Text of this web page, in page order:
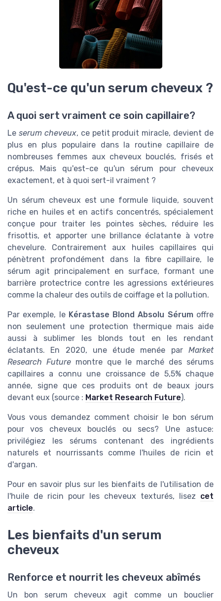
Qu'est-ce qu'un serum cheveux ?
A quoi sert vraiment ce soin capillaire?
Le serum cheveux, ce petit produit miracle, devient de
plus en plus populaire dans la routine capillaire de
nombreuses femmes aux cheveux bouclés, frisés et
crépus. Mais qu'est-ce qu'un sérum pour cheveux
exactement, et à quoi sert-il vraiment ?
Un sérum cheveux est une formule liquide, souvent
riche en huiles et en actifs concentrés, spécialement
conçue pour traiter les pointes sèches, réduire les
frisottis, et apporter une brillance éclatante à votre
chevelure. Contrairement aux huiles capillaires qui
pénètrent profondément dans la fibre capillaire, le
sérum agit principalement en surface, formant une
barrière protectrice contre les agressions extérieures
comme la chaleur des outils de coiffage et la pollution.
Par exemple, le Kérastase Blond Absolu Sérumoffre
non seulement une protection thermique mais aide
aussi à sublimer les blonds tout en les rendant
éclatants. En 2020, une étude menée par Market
Research Futuremontre que le marché des sérums
capillaires a connu une croissance de 5,5% chaque
année, signe que ces produits ont de beaux jours
devant eux (source : Market Research Future).
Vous vous demandez comment choisir le bon sérum
pour vos cheveux bouclés ou secs? Une astuce:
privilégiez les sérums contenant des ingrédients
naturels et nourrissants comme l'huiles de ricin et
d'argan.
Pour en savoir plus sur les bienfaits de l'utilisation de
l'huile de ricin pour les cheveux texturés, lisez cet
article.
Les bienfaits d'un serum
cheveux
Renforce et nourrit les cheveux abîmés
Un bon serum cheveux agit comme un bouclier